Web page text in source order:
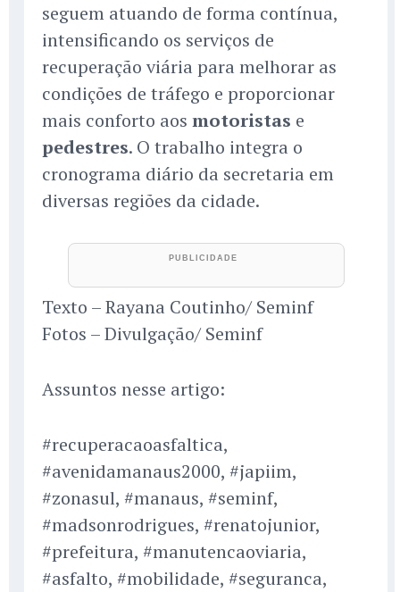
seguem atuando de forma contínua,
intensificando os serviços de
recuperação viária para melhorar as
condições de tráfego e proporcionar
mais conforto aos motoristas e
pedestres. O trabalho integra o
cronograma diário da secretaria em
diversas regiões da cidade.
Texto – Rayana Coutinho/ Seminf
Fotos – Divulgação/ Seminf
Assuntos nesse artigo:
#recuperacaoasfaltica,
#avenidamanaus2000, #japiim,
#zonasul, #manaus, #seminf,
#madsonrodrigues, #renatojunior,
#prefeitura, #manutencaoviaria,
#asfalto, #mobilidade, #seguranca,